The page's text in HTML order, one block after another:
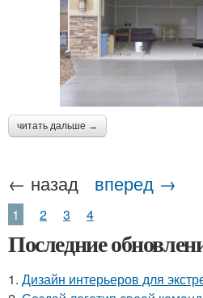
читать дальше →
← назад вперед →
1 2 3 4
Последние
1. Дизайн интерьеров для